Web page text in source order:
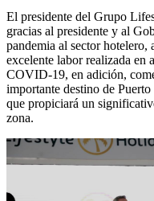
El presidente del Grupo
gracias al presidente y al
pandemia al sector hotelero,
excelente labor realizada en
COVID-19, en adición,
importante destino de
que propiciará un
zona.